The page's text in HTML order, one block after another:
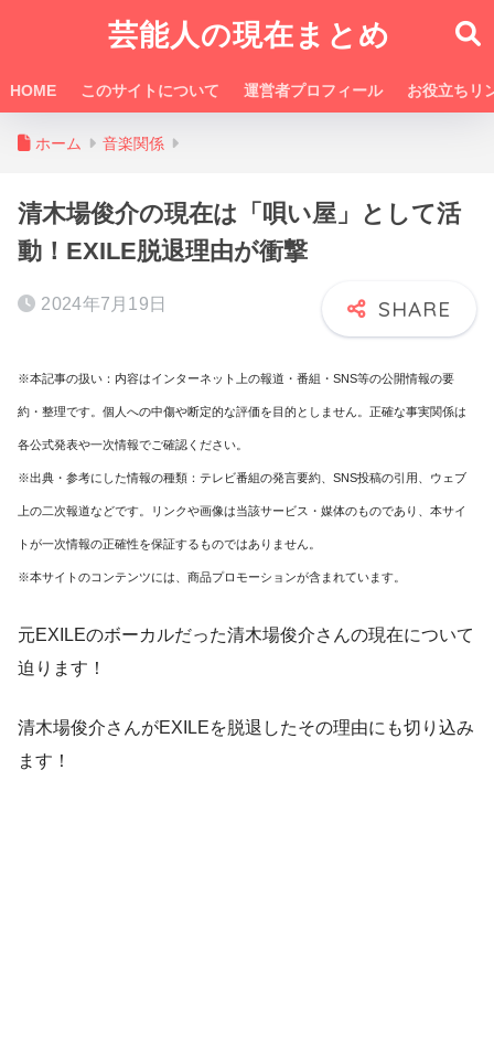
芸能人の現在まとめ
HOME このサイトについて 運営者プロフィール お役立ちリ
ホーム 音楽関係
清木場俊介の現在は「唄い屋」として活
動！EXILE脱退理由が衝撃
2024年7月19日
※本記事の扱い：内容はインターネット上の報道・番組・SNS等の公開情報の要
約・整理です。個人への中傷や断定的な評価を目的としません。正確な事実関係は
各公式発表や一次情報でご確認ください。
※出典・参考にした情報の種類：テレビ番組の発言要約、SNS投稿の引用、ウェブ
上の二次報道などです。リンクや画像は当該サービス・媒体のものであり、本サイ
トが一次情報の正確性を保証するものではありません。
※本サイトのコンテンツには、商品プロモーションが含まれています。
元EXILEのボーカルだった清木場俊介さんの現在について
迫ります！
清木場俊介さんがEXILEを脱退したその理由にも切り込み
ます！